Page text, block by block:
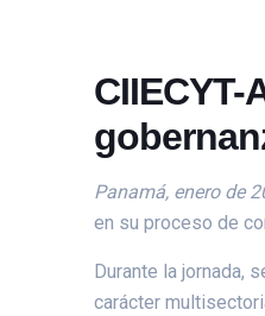
Panamá, enero de
en su proceso de
Durante la jornada,
carácter